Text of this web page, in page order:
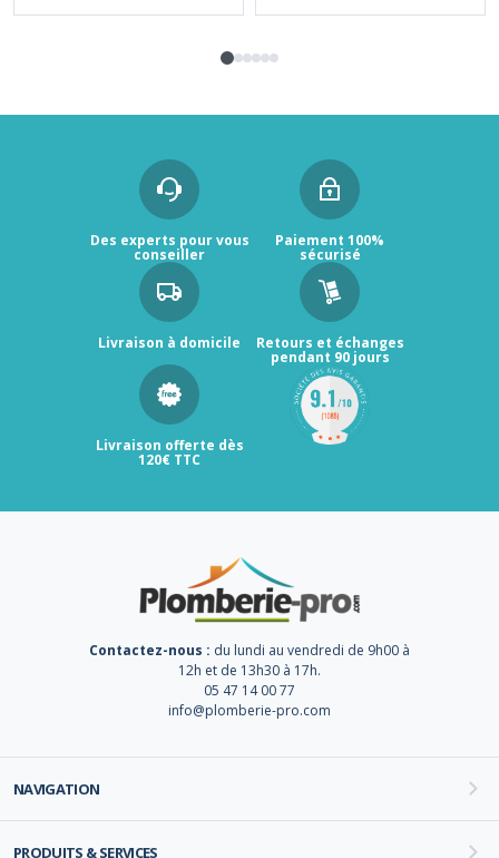
Des experts pour vous
conseiller
Paiement 100%
sécurisé
Livraison à domicile Retours et échanges
pendant 90 jours
Livraison offerte dès
120€ TTC
Contactez-nous : du lundi au vendredi de 9h00 à
12h et de 13h30 à 17h.
05 47 14 00 77
info@plomberie-pro.com
NAVIGATION
PRODUITS & SERVICES